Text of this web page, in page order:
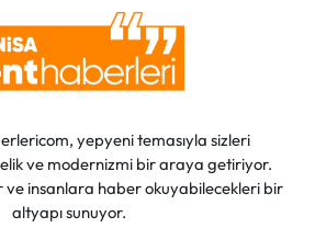
yepyeni temasıyla sizleri
ve modernizmi bir araya getiriyor.
ve insanlara haber okuyabilecekleri bir
altyapı sunuyor.